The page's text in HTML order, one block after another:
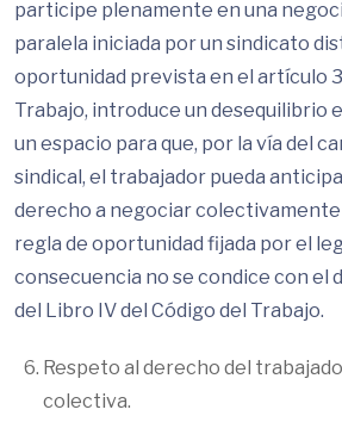
participe plenamente en una
paralela iniciada por un sindicato
oportunidad prevista en el artículo
Trabajo, introduce un desequilibrio
un espacio para que, por la vía del
sindical, el trabajador pueda
derecho a negociar colectivamente
regla de oportunidad fijada por el
consecuencia no se condice con el
del Libro IV del Código del Trabajo.
Respeto al derecho del
colectiva.